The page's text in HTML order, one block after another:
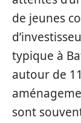
de jeunes
typique à
autour de
sont